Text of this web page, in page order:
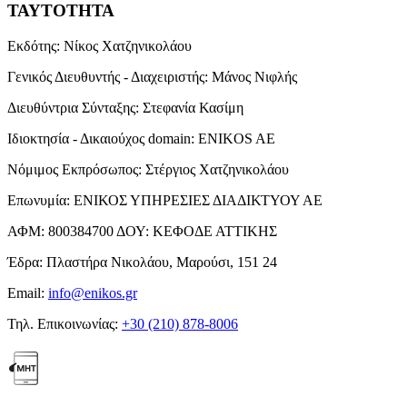
ΤΑΥΤΟΤΗΤΑ
Εκδότης: Νίκος Χατζηνικολάου
Γενικός Διευθυντής - Διαχειριστής: Μάνος Νιφλής
Διευθύντρια Σύνταξης: Στεφανία Κασίμη
Ιδιοκτησία - Δικαιούχος domain: ENIKOS AE
Νόμιμος Εκπρόσωπος: Στέργιος Χατζηνικολάου
Επωνυμία: ΕΝΙΚΟΣ ΥΠΗΡΕΣΙΕΣ ΔΙΑΔΙΚΤΥΟΥ ΑΕ
ΑΦΜ: 800384700 ΔΟΥ: ΚΕΦΟΔΕ ΑΤΤΙΚΗΣ
Έδρα: Πλαστήρα Νικολάου, Μαρούσι, 151 24
Email: info@enikos.gr
Τηλ. Επικοινωνίας: +30 (210) 878-8006